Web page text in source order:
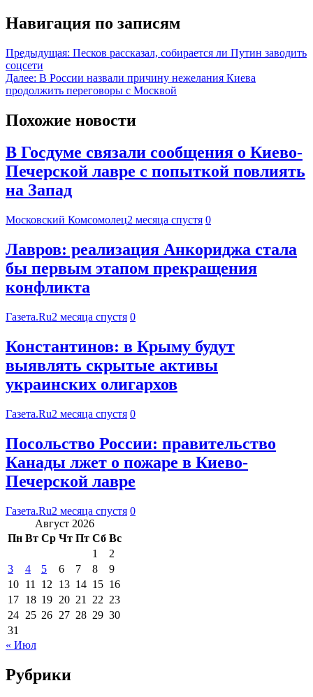
Навигация по записям
Предыдущая: Песков рассказал, собирается ли Путин заводить
соцсети
Далее: В России назвали причину нежелания Киева
продолжить переговоры с Москвой
Похожие новости
В Госдуме связали сообщения о Киево-
Печерской лавре с попыткой повлиять
на Запад
Московский Комсомолец2 месяца спустя 0
Лавров: реализация Анкориджа стала
бы первым этапом прекращения
конфликта
Газета.Ru2 месяца спустя 0
Константинов: в Крыму будут
выявлять скрытые активы
украинских олигархов
Газета.Ru2 месяца спустя 0
Посольство России: правительство
Канады лжет о пожаре в Киево-
Печерской лавре
Газета.Ru2 месяца спустя 0
Август 2026
Пн Вт Ср Чт Пт Сб Вс
1
2
3
4 5 6 7 8
9
10 11 12 13 14 15 16
17 18 19 20 21 22 23
24 25 26 27 28 29 30
31
« Июл
Рубрики